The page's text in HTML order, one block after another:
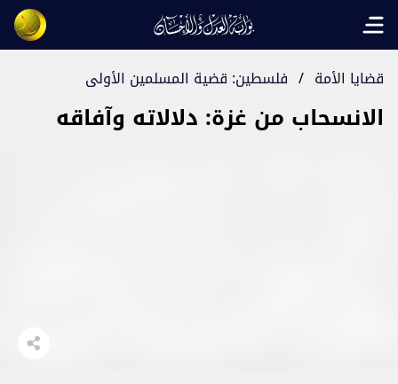
Open main menu
قضايا الأمة / فلسطين: قضية المسلمين الأولى
الانسحاب من غزة: دلالاته وآفاقه